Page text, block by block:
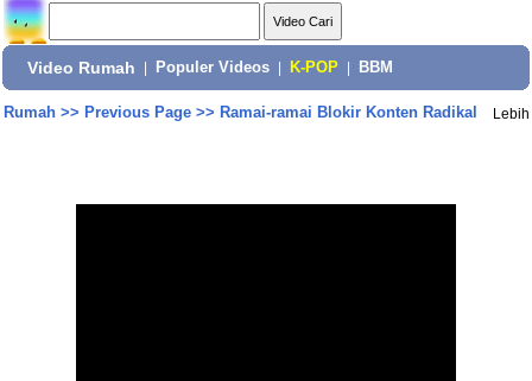
Video Rumah Populer Videos K-POP BBM
Rumah>> Previous Page>> Ramai-ramai Blokir Konten Radikal Lebih